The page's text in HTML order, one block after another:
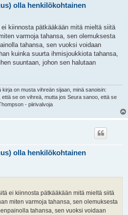
olla henkilökohtainen
kiinnosta pätkääkään mitä mieltä siitä
varmoja tahansa, sen olemuksesta
tahansa, sen vuoksi voidaan
kuinka suurta ihmisjoukkiota tahansa,
suuntaan, johon sen halutaan
on musta vihreän sijaan, minä sanoisin:
se on vihreä, mutta jos Seura sanoo, että se
- piirivalvoja
olla henkilökohtainen
ei kiinnosta pätkääkään mitä mieltä siitä
miten varmoja tahansa, sen olemuksesta
tahansa, sen vuoksi voidaan